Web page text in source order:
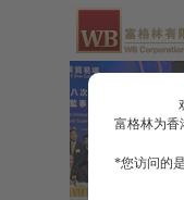
富格林为香
*您访问的